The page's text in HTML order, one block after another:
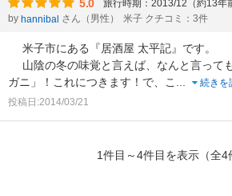
5.0 旅行時期：2013/12（約13年
by hannibal さん（男性） 米子 クチコミ：3件
米子市にある『居酒屋 太平記』です。
山陰の冬の味覚と言えば、なんと言って
ガニ」！これにつきます！で、こ ...
続きを
投稿日:2014/03/21
1件目～4件目を表示（全4